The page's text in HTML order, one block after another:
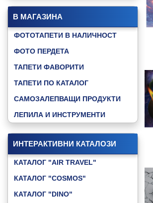
В МАГАЗИНА
ФОТОТАПЕТИ В НАЛИЧНОСТ
ФОТО ПЕРДЕТА
ТАПЕТИ ФАВОРИТИ
ТАПЕТИ ПО КАТАЛОГ
САМОЗАЛЕПВАЩИ ПРОДУКТИ
ЛЕПИЛА И ИНСТРУМЕНТИ
ИНТЕРАКТИВНИ КАТАЛОЗИ
КАТАЛОГ "AIR TRAVEL"
КАТАЛОГ "COSMOS"
КАТАЛОГ "DINO"